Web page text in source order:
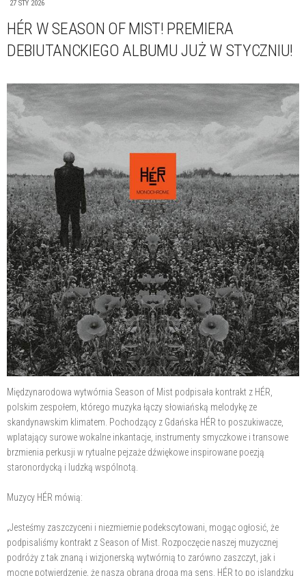
27 STY 2026
HÉR W SEASON OF MIST! PREMIERA
DEBIUTANCKIEGO ALBUMU JUŻ W STYCZNIU!
Międzynarodowa wytwórnia Season of Mist podpisała kontrakt z HÉR,
polskim zespołem, którego muzyka łączy słowiańską melodykę ze
skandynawskim klimatem. Pochodzący z Gdańska HÉR to poszukiwacze,
wplatający surowe wokalne inkantacje, instrumenty smyczkowe i transowe
brzmienia perkusji w rytualne pejzaże dźwiękowe inspirowane poezją
staronordycką i ludzką wspólnotą.
Muzycy HÉR mówią:
„Jesteśmy zaszczyceni i niezmiernie podekscytowani, mogąc ogłosić, że
podpisaliśmy kontrakt z Season of Mist. Rozpoczęcie naszej muzycznej
podróży z tak znaną i wizjonerską wytwórnią to zarówno zaszczyt, jak i
mocne potwierdzenie, że nasza obrana droga ma sens. HÉR to po islandzku